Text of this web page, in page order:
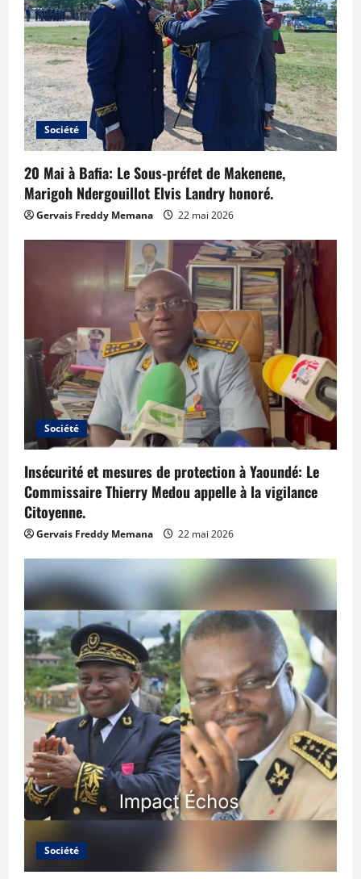
Société
20 Mai à Bafia: Le Sous-préfet de Makenene,
Marigoh Ndergouillot Elvis Landry honoré.
Gervais Freddy Memana 22 mai 2026
Société
Insécurité et mesures de protection à Yaoundé: Le
Commissaire Thierry Medou appelle à la vigilance
Citoyenne.
Gervais Freddy Memana 22 mai 2026
Société